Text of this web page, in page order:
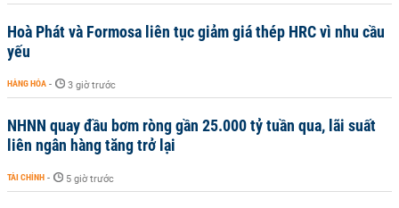
Hoà Phát và Formosa liên tục giảm giá thép HRC vì nhu cầu
yếu
HÀNG HÓA - 3 giờ trước
NHNN quay đầu bơm ròng gần 25.000 tỷ tuần qua, lãi suất
liên ngân hàng tăng trở lại
TÀI CHÍNH - 5 giờ trước